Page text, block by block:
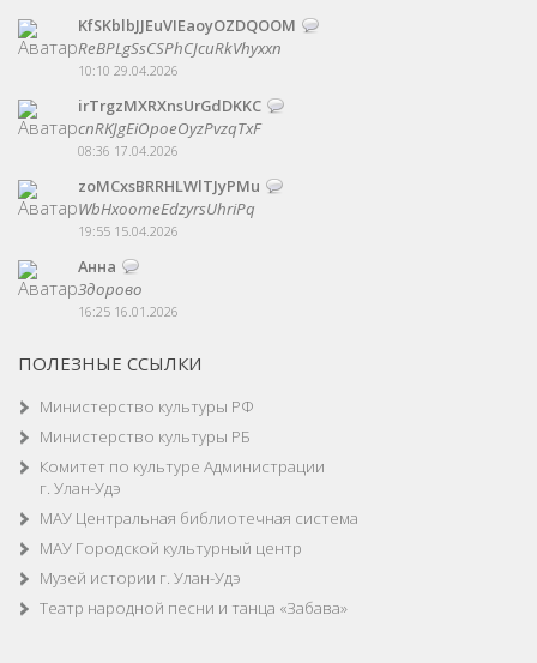
KfSKblbJJEuVIEaoyOZDQOOM
ReBPLgSsCSPhCJcuRkVhyxxn
10:10 29.04.2026
irTrgzMXRXnsUrGdDKKC
cnRKJgEiOpoeOyzPvzqTxF
08:36 17.04.2026
zoMCxsBRRHLWlTJyPMu
WbHxoomeEdzyrsUhriPq
19:55 15.04.2026
Анна
Здорово
16:25 16.01.2026
ПОЛЕЗНЫЕ ССЫЛКИ
Министерство культуры РФ
Министерство культуры РБ
Комитет по культуре Администрации
г. Улан-Удэ
МАУ Центральная библиотечная система
МАУ Городской культурный центр
Музей истории г. Улан-Удэ
Театр народной песни и танца «Забава»